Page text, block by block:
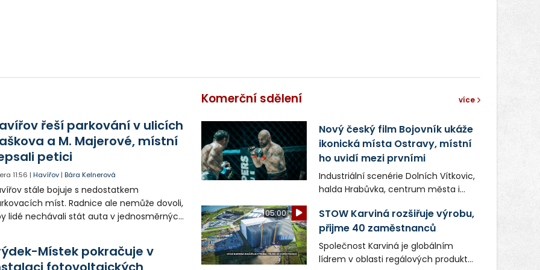
řeší parkování v ulicích
a M. Majerové, místní
petici
11:56 |Havířov |Bára Kelnerová
stále bojuje s nedostatkem
míst. Radnice ale nemůže dovoli,
lidé nechávali stát auta v jednosměrných
někteří obyvatelé rozhodli sepsat petici.
Místek pokračuje v
Komerční sdělení více
Nový český film Bojovník ukáže
ikonická místa Ostravy, místní
ho uvidí mezi prvními
Industriální scenérie Dolních Vítkovic,
halda Hrabůvka, centrum města i
v novém filmu Bojovník, který vstoupí
do kin už 13. srpna. Režiséři Vojtěch
Frič a Tomáš Dianiška si
moravskoslezskou metropoli
05:00
STOW Karviná rozšiřuje výrobu,
přijme 40 zaměstnanců
Společnost Karviná je globálním
lídrem v oblasti regálových produktů